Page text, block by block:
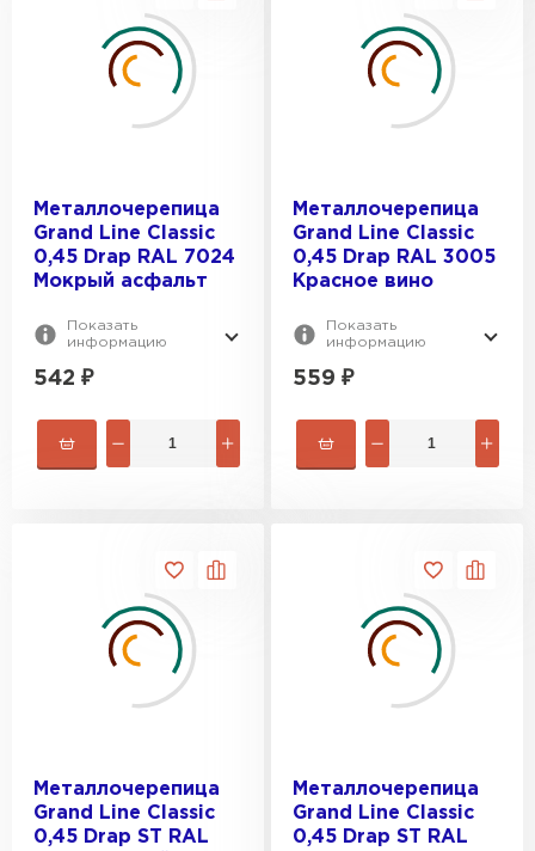
Металлочерепица
Grand Line Classic
0,45 Drap RAL 7024
Мокрый асфальт
Показать
информацию
542 ₽
Металлочерепица
Grand Line Classic
0,45 Drap RAL 3005
Красное вино
Показать
информацию
559 ₽
Металлочерепица
Grand Line Classic
0,45 Drap ST RAL
Металлочерепица
Grand Line Classic
0,45 Drap ST RAL